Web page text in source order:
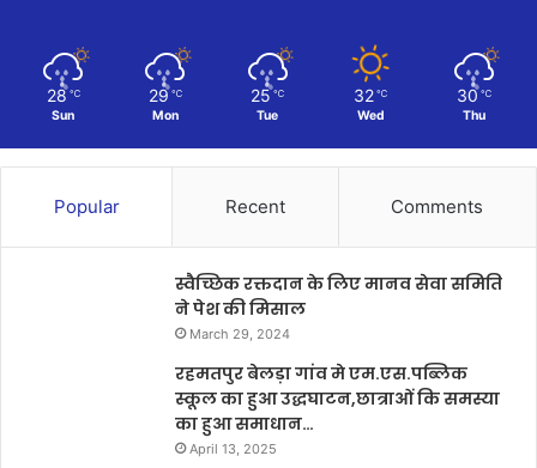
28 ℃
Sun
29 ℃
Mon
25 ℃
Tue
32 ℃
Wed
30 ℃
Thu
Popular Recent Comments
स्वैच्छिक रक्तदान के लिए मानव सेवा समिति
ने पेश की मिसाल
March 29, 2024
रहमतपुर बेलड़ा गांव मे एम.एस.पब्लिक
स्कूल का हुआ उद्धघाटन,छात्राओं कि समस्या
का हुआ समाधान…
April 13, 2025